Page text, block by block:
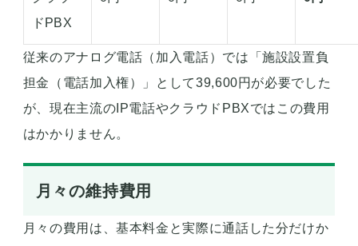
ドPBX
従来のアナログ電話（加入電話）では「施設設置負
担金（電話加入権）」として39,600円が必要でした
が、現在主流のIP電話やクラウドPBXではこの費用
はかかりません。
月々の維持費用
月々の費用は、基本料金と実際に通話した分だけか